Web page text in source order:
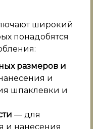
широкий
понадобятся
размеров и
и
шпаклевки и
— для
и нанесения